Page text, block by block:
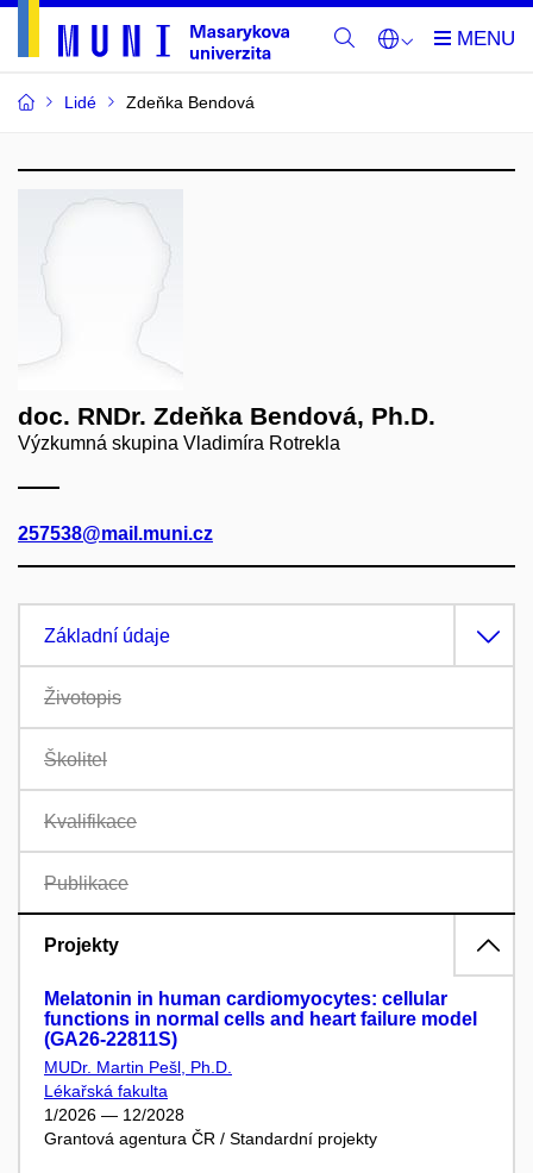
Lidé Zdeňka Bendová
doc. RNDr. Zdeňka Bendová, Ph.D.
Výzkumná skupina Vladimíra Rotrekla
257538@mail.muni.cz
Základní údaje
Životopis
Školitel
Kvalifikace
Publikace
Projekty
Melatonin in human cardiomyocytes: cellular
functions in normal cells and heart failure model
(GA26-22811S)
MUDr. Martin Pešl, Ph.D.
Lékařská fakulta
1/2026 — 12/2028
Grantová agentura ČR / Standardní projekty